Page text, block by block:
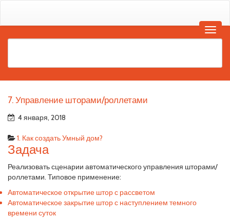
7. Управление шторами/роллетами
4 января, 2018
1. Как создать Умный дом?
Задача
Реализовать сценарии автоматического управления шторами/
роллетами. Типовое применение:
Автоматическое открытие штор с рассветом
Автоматическое закрытие штор с наступлением темного
времени суток